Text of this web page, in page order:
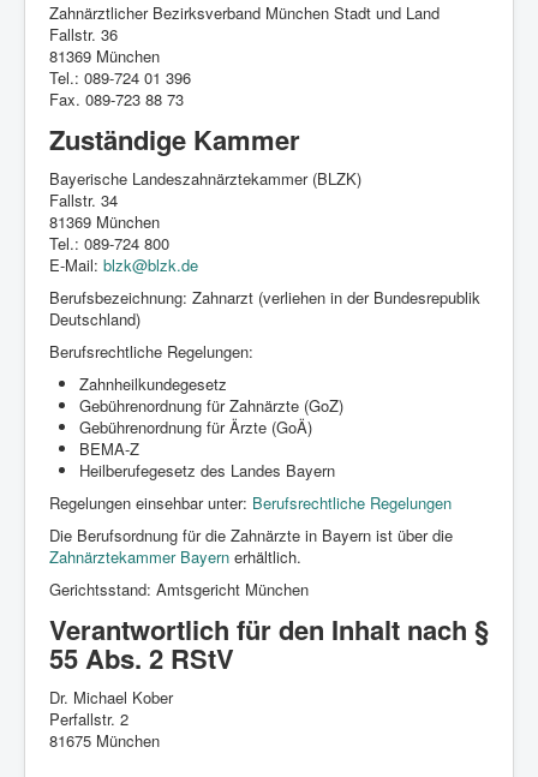
Zahnärztlicher Bezirksverband München Stadt und Land
Fallstr. 36
81369 München
Tel.: 089-724 01 396
Fax. 089-723 88 73
Zuständige Kammer
Bayerische Landeszahnärztekammer (BLZK)
Fallstr. 34
81369 München
Tel.: 089-724 800
E-Mail: blzk@blzk.de
Berufsbezeichnung: Zahnarzt (verliehen in der Bundesrepublik
Deutschland)
Berufsrechtliche Regelungen:
Zahnheilkundegesetz
Gebührenordnung für Zahnärzte (GoZ)
Gebührenordnung für Ärzte (GoÄ)
BEMA-Z
Heilberufegesetz des Landes Bayern
Regelungen einsehbar unter: Berufsrechtliche Regelungen
Die Berufsordnung für die Zahnärzte in Bayern ist über die
Zahnärztekammer Bayern erhältlich.
Gerichtsstand: Amtsgericht München
Verantwortlich für den Inhalt nach §
55 Abs. 2 RStV
Dr. Michael Kober
Perfallstr. 2
81675 München